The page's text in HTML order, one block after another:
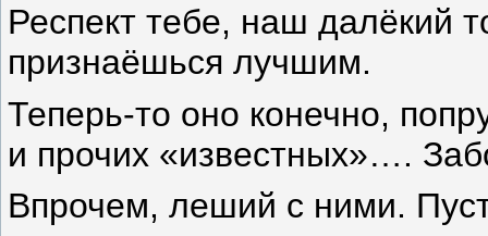
Респект тебе, наш далёкий
признаёшься лучшим.
Теперь-то оно конечно,
и прочих «известных»….
Впрочем, леший с ними.